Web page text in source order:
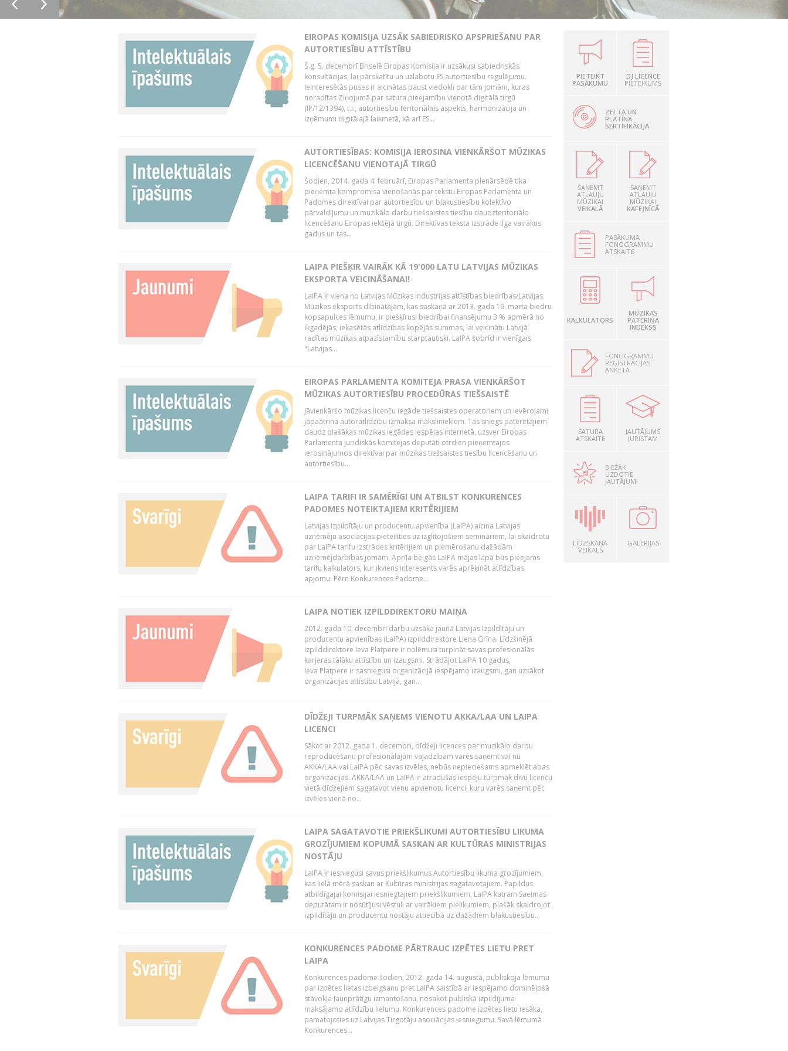
EIROPAS KOMISIJA UZSĀK SABIEDRISKO APSPRIEŠANU PAR
AUTORTIESĪBU ATTĪSTĪBU
Š.g. 5. decembrī Briselē Eiropas Komisija ir uzsākusi sabiedriskās
konsultācijas, lai pārskatītu un uzlabotu ES autortiesību regulējumu.
Ieinteresētās puses ir aicinātas paust viedokli par tām jomām, kuras
noradītas Ziņojumā par satura pieejamību vienotā digitālā tirgū
(IP/12/1394), t.i., autortiesību teritoriālais aspekts, harmonizācija un
izņēmumi digitālajā laikmetā, kā arī ES...
AUTORTIESĪBAS: KOMISIJA IEROSINA VIENKĀRŠOT MŪZIKAS
LICENCĒŠANU VIENOTAJĀ TIRGŪ
Šodien, 2014. gada 4. februārī, Eiropas Parlamenta plenārsēdē tika
pieņemta kompromisa vienošanās par tekstu Eiropas Parlamenta un
Padomes direktīvai par autortiesību un blakustiesību kolektīvo
pārvaldījumu un muzikālo darbu tiešsaistes tiesību daudzteritoriālo
licencēšanu Eiropas iekšējā tirgū. Direktīvas teksta izstrāde ilga vairākus
gadus un tas...
LAIPA PIEŠĶIR VAIRĀK KĀ 19'000 LATU LATVIJAS MŪZIKAS
EKSPORTA VEICINĀŠANAI!
LaIPA ir viena no Latvijas Mūzikas industrijas attīstības biedrības/Latvijas
Mūzikas eksports dibinātājām, kas saskaņā ar 2013. gada 19. marta biedru
kopsapulces lēmumu, ir piešķīrusi biedrībai finansējumu 3 % apmērā no
ikgadējās, iekasētās atlīdzības kopējās summas, lai veicinātu Latvijā
radītas mūzikas atpazīstamību starptautiski. LaIPA šobrīd ir vienīgais
"Latvijas...
EIROPAS PARLAMENTA KOMITEJA PRASA VIENKĀRŠOT
MŪZIKAS AUTORTIESĪBU PROCEDŪRAS TIEŠSAISTĒ
Jāvienkāršo mūzikas licenču iegāde tiešsaistes operatoriem un ievērojami
jāpaātrina autoratlīdzību izmaksa māksliniekiem. Tas sniegs patērētājiem
daudz plašākas mūzikas iegādes iespējas internetā, uzsver Eiropas
Parlamenta juridiskās komitejas deputāti otrdien pieņemtajos
ierosinājumos direktīvai par mūzikas tiešsaistes tiesību licencēšanu un
autortiesību...
LAIPA TARIFI IR SAMĒRĪGI UN ATBILST KONKURENCES
PADOMES NOTEIKTAJIEM KRITĒRIJIEM
Latvijas Izpildītāju un producentu apvienība (LaIPA) aicina Latvijas
uzņēmēju asociācijas pieteikties uz izglītojošiem semināriem, lai skaidrotu
par LaIPA tarifu izstrādes kritērijiem un piemērošanu dažādām
uzņēmējdarbības jomām. Aprīļa beigās LaIPA mājas lapā būs pieejams
tarifu kalkulators, kur ikviens interesents varēs aprēķināt atlīdzības
apjomu. Pērn Konkurences Padome...
LAIPA NOTIEK IZPILDDIREKTORU MAIŅA
2012. gada 10. decembrī darbu uzsāka jaunā Latvijas Izpildītāju un
producentu apvienības (LaIPA) izpilddirektore Liena Grīna. Līdzšinējā
izpilddirektore Ieva Platpere ir nolēmusi turpināt savas profesionālās
karjeras tālāku attīstību un izaugsmi. Strādājot LaIPA 10 gadus,
Ieva Platpere ir sasniegusi organizācijā iespējamo izaugsmi, gan uzsākot
organizācijas attīstību Latvijā, gan...
DĪDŽEJI TURPMĀK SAŅEMS VIENOTU AKKA/LAA UN LAIPA
LICENCI
Sākot ar 2012. gada 1. decembri, dīdžeji licences par muzikālo darbu
reproducēšanu profesionālajām vajadzībām varēs saņemt vai nu
AKKA/LAA vai LaIPA pēc savas izvēles, nebūs nepieciešams apmeklēt abas
organizācijas. AKKA/LAA un LaIPA ir atradušas iespēju turpmāk divu licenču
vietā dīdžejiem sagatavot vienu apvienotu licenci, kuru varēs saņemt pēc
izvēles vienā no...
LAIPA SAGATAVOTIE PRIEKŠLIKUMI AUTORTIESĪBU LIKUMA
GROZĪJUMIEM KOPUMĀ SASKAN AR KULTŪRAS MINISTRIJAS
NOSTĀJU
LaIPA ir iesniegusi savus priekšlikumus Autortiesību likuma grozījumiem,
kas lielā mērā saskan ar Kultūras ministrijas sagatavotajiem. Papildus
atbildīgajai komisijai iesniegtajiem priekšlikumiem, LaIPA katram Saeimas
deputātam ir nosūtījusi vēstuli ar vairākiem pielikumiem, plašāk skaidrojot
izpildītāju un producentu nostāju attiecībā uz dažādiem blakustiesību...
KONKURENCES PADOME PĀRTRAUC IZPĒTES LIETU PRET
LAIPA
Konkurences padome šodien, 2012. gada 14. augustā, publiskoja lēmumu
par izpētes lietas izbeigšanu pret LaIPA saistībā ar iespējamo dominējošā
stāvokļa ļaunprātīgu izmantošanu, nosakot publiskā izpildījuma
maksājamo atlīdzību lielumu. Konkurences padome izpētes lietu iesāka,
pamatojoties uz Latvijas Tirgotāju asociācijas iesniegumu. Savā lēmumā
Konkurences...
PIETEIKT
PASĀKUMU
DJ LICENCE
PIETEIKUMS
ZELTA UN
PLATĪNA
SERTIFIKĀCIJA
SAŅEMT
ATĻAUJU
MŪZIKAI
VEIKALĀ
SAŅEMT
ATĻAUJU
MŪZIKAI
KAFEJNĪCĀ
PASĀKUMA
FONOGRAMMU
ATSKAITE
KALKULATORS
MŪZIKAS
PATĒRIŅA
INDEKSS
FONOGRAMMU
REĢISTRĀCIJAS
ANKETA
SATURA
ATSKAITE
JAUTĀJUMS
JURISTAM
BIEŽĀK
UZDOTIE
JAUTĀJUMI
LĪDZSKAŅA
VEIKALS
GALERIJAS